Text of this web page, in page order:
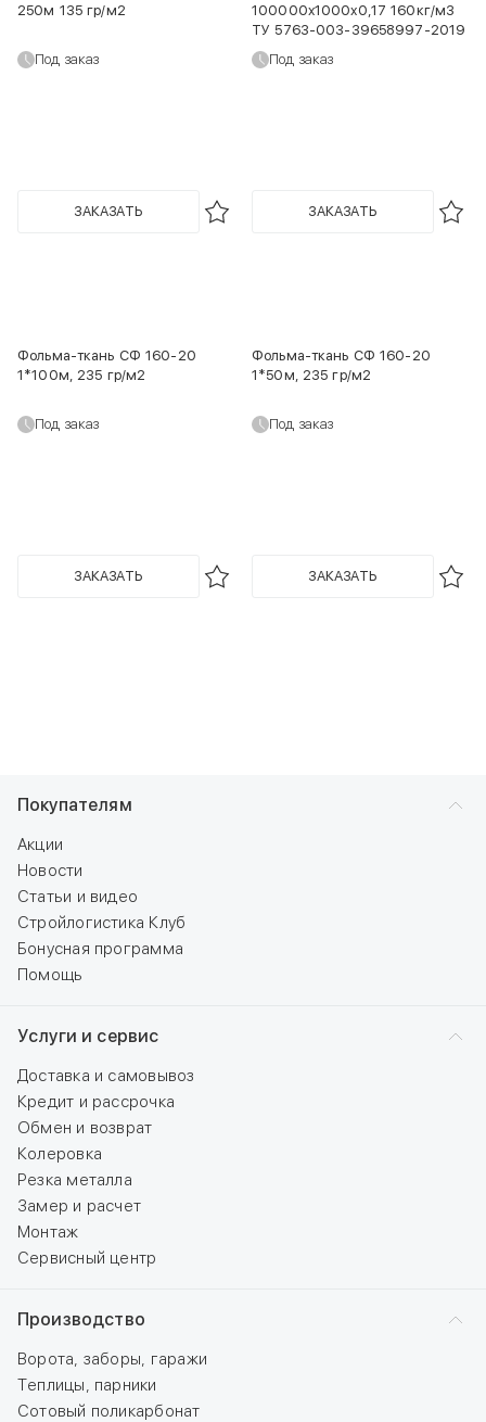
250м 135 гр/м2
Под заказ
ЗАКАЗАТЬ
100000х1000х0,17 160кг/м3
ТУ 5763-003-39658997-2019
Под заказ
ЗАКАЗАТЬ
Фольма-ткань СФ 160-20
1*100м, 235 гр/м2
Под заказ
ЗАКАЗАТЬ
Фольма-ткань СФ 160-20
1*50м, 235 гр/м2
Под заказ
ЗАКАЗАТЬ
Покупателям
Акции
Новости
Статьи и видео
Стройлогистика Клуб
Бонусная программа
Помощь
Услуги и сервис
Доставка и самовывоз
Кредит и рассрочка
Обмен и возврат
Колеровка
Резка металла
Замер и расчет
Монтаж
Сервисный центр
Производство
Ворота, заборы, гаражи
Теплицы, парники
Сотовый поликарбонат